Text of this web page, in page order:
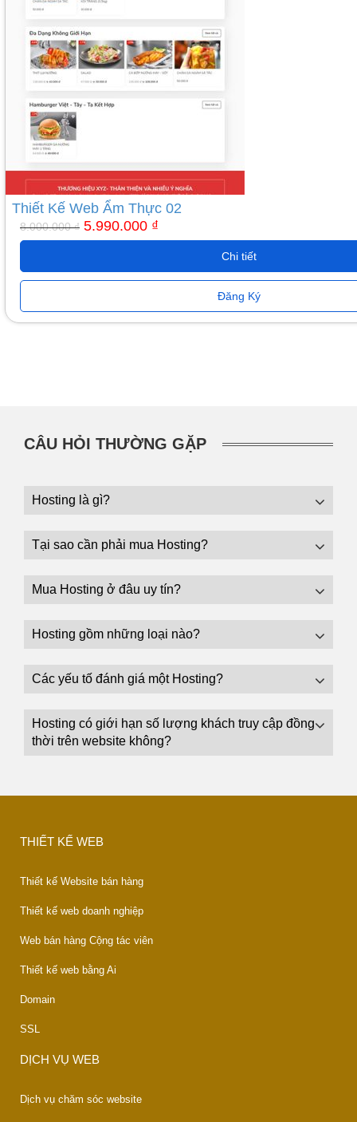
Thiết Kế Web Ẩm Thực 02
8.000.000₫
là:
5.990.000 ₫
5.990.000 ₫.
Chi tiết
Đăng Ký
CÂU HỎI THƯỜNG GẶP
Hosting là gì?
Tại sao cần phải mua Hosting?
Mua Hosting ở đâu uy tín?
Hosting gồm những loại nào?
Các yếu tố đánh giá một Hosting?
Hosting có giới hạn số lượng khách truy cập đồng
thời trên website không?
THIẾT KẾ WEB
Thiết kế Website bán hàng
Thiết kế web doanh nghiệp
Web bán hàng Cộng tác viên
Thiết kế web bằng Ai
Domain
SSL
DỊCH VỤ WEB
Dịch vụ chăm sóc website